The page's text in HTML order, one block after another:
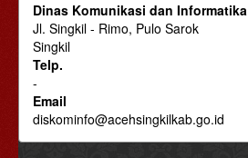
Dinas Komunikasi dan Informatika
Jl. Singkil - Rimo, Pulo Sarok
Singkil
Telp.
-
Email
diskominfo@acehsingkilkab.go.id